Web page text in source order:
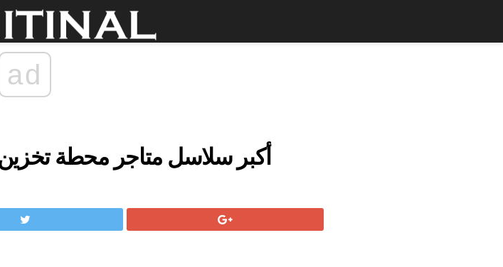
ad
2013 أكبر سلاسل متاجر محطة